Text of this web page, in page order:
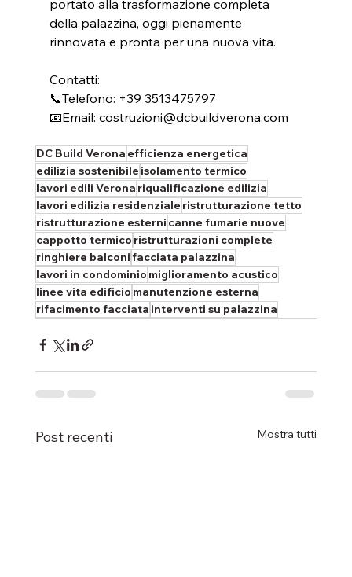
portato alla trasformazione completa
della palazzina, oggi pienamente
rinnovata e pronta per una nuova vita.
Contatti:
📞Telefono: +39 3513475797
📧Email: costruzioni@dcbuildverona.com
DC Build Verona efficienza energetica
edilizia sostenibile isolamento termico
lavori edili Verona riqualificazione edilizia
lavori edilizia residenziale ristrutturazione tetto
ristrutturazione esterni canne fumarie nuove
cappotto termico ristrutturazioni complete
ringhiere balconifacciata palazzina
lavori in condominio miglioramento acustico
linee vita edificio manutenzione esterna
rifacimento facciata interventi su palazzina
Post recenti Mostra tutti